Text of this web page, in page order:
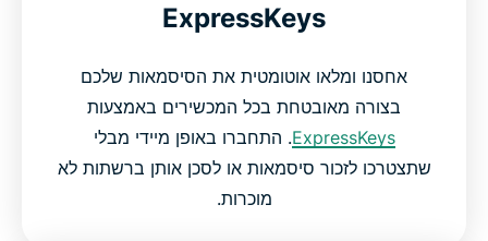
ExpressKeys
אחסנו ומלאו אוטומטית את הסיסמאות שלכם
בצורה מאובטחת בכל המכשירים באמצעות
ExpressKeys. התחברו באופן מיידי מבלי
שתצטרכו לזכור סיסמאות או לסכן אותן ברשתות לא
מוכרות.